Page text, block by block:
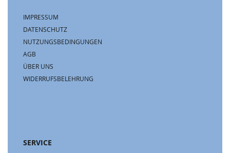
IMPRESSUM
DATENSCHUTZ
NUTZUNGSBEDINGUNGEN
AGB
ÜBER UNS
WIDERRUFSBELEHRUNG
SERVICE